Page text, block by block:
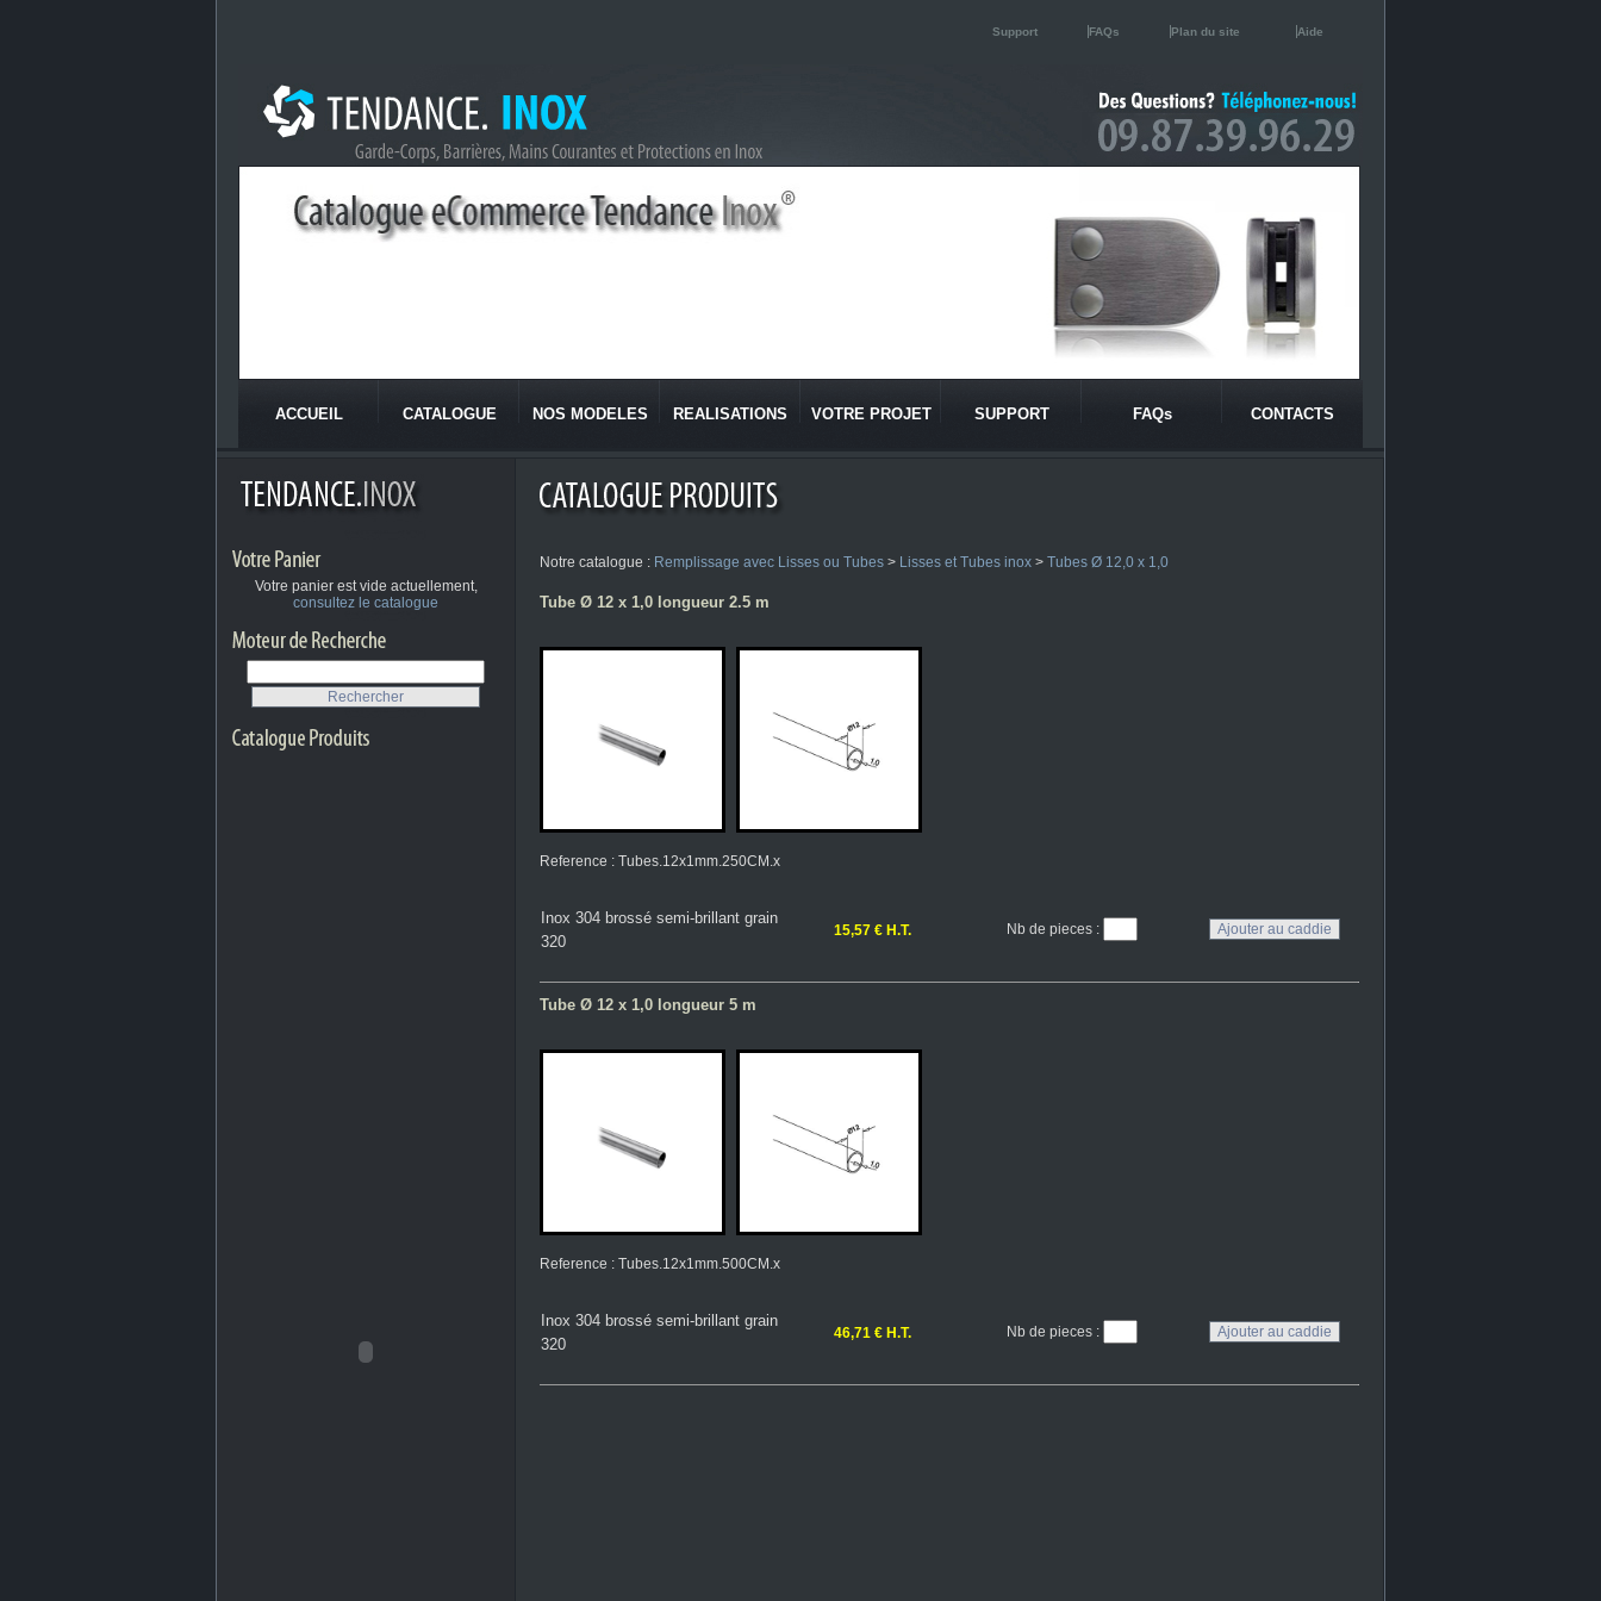
Support FAQs Plan du site Aide
ACCUEIL CATALOGUE NOS MODELES REALISATIONS VOTRE PROJET SUPPORT FAQs CONTACTS
Votre panier est vide actuellement,
consultez le catalogue
Notre catalogue : Remplissage avec Lisses ou Tubes > Lisses et Tubes inox > Tubes Ø 12,0 x 1,0
Tube Ø 12 x 1,0 longueur 2.5 m
Reference : Tubes.12x1mm.250CM.x
Inox 304 brossé semi-brillant grain
320
15,57 € H.T. Nb de pieces:
Tube Ø 12 x 1,0 longueur 5 m
Reference : Tubes.12x1mm.500CM.x
Inox 304 brossé semi-brillant grain
320
46,71 € H.T. Nb de pieces: